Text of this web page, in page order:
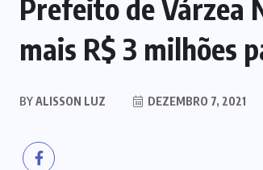
Prefeito de Várzea
mais R$ 3 milhões
BYALISSON LUZ DEZEMBRO 7, 2021